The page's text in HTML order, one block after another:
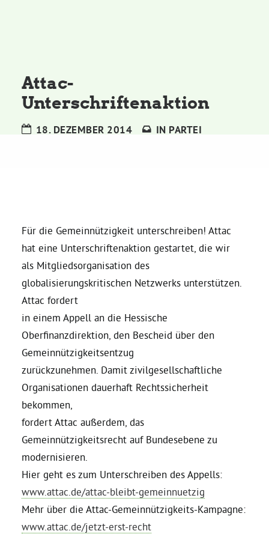
Grünes Zentrum
Josefine Paul, MdL
Robin Korte, MdL
Daniel Freund, MdEP
Delegierte
Grüne im Rathaus
Ratsfraktion
Ratsmitglieder 2025 – 2030
Attac-
Unterschriftenaktion
18. DEZEMBER 2014 IN PARTEI
Für die Gemeinnützigkeit unterschreiben! Attac
hat eine Unterschriftenaktion gestartet, die wir
als Mitgliedsorganisation des
globalisierungskritischen Netzwerks unterstützen.
Attac fordert
in einem Appell an die Hessische
Oberfinanzdirektion, den Bescheid über den
Gemeinnützigkeitsentzug
zurückzunehmen. Damit zivilgesellschaftliche
Organisationen dauerhaft Rechtssicherheit
bekommen,
fordert Attac außerdem, das
Gemeinnützigkeitsrecht auf Bundesebene zu
modernisieren.
Hier geht es zum Unterschreiben des Appells:
www.attac.de/attac-bleibt-gemeinnuetzig
Mehr über die Attac-Gemeinnützigkeits-Kampagne:
www.attac.de/jetzt-erst-recht